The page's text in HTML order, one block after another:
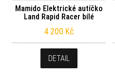
Mamido Elektrické autíčko
Land Rapid Racer bílé
4 200 Kč
DETAIL